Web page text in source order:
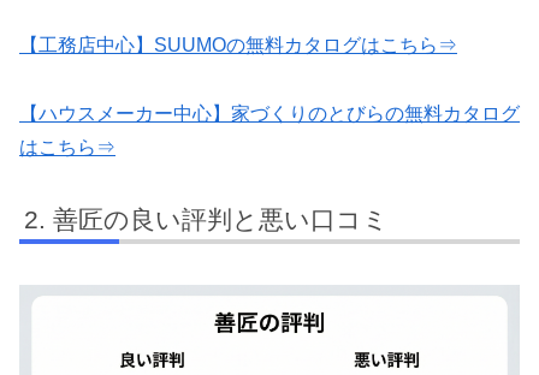
【工務店中心】SUUMOの無料カタログはこちら⇒
【ハウスメーカー中心】家づくりのとびらの無料カタログ
はこちら⇒
善匠の良い評判と悪い口コミ